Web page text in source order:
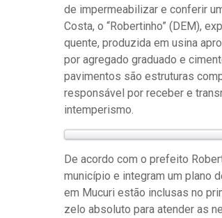
de impermeabilizar e conferir
Costa, o “Robertinho” (DEM),
quente, produzida em usina
por agregado graduado e
pavimentos são estruturas
responsável por receber e
intemperismo.
De acordo com o prefeito
município e integram um plano
em Mucuri estão inclusas no
zelo absoluto para atender as